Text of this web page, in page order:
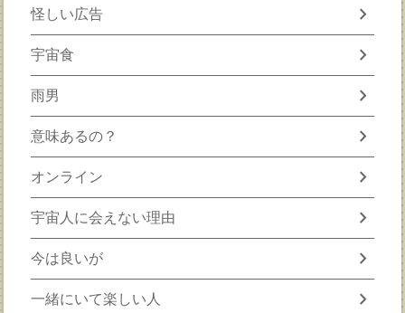
怪しい広告 chevron_right
宇宙食 chevron_right
雨男 chevron_right
意味あるの？ chevron_right
オンライン chevron_right
宇宙人に会えない理由 chevron_right
今は良いが chevron_right
一緒にいて楽しい人 chevron_right